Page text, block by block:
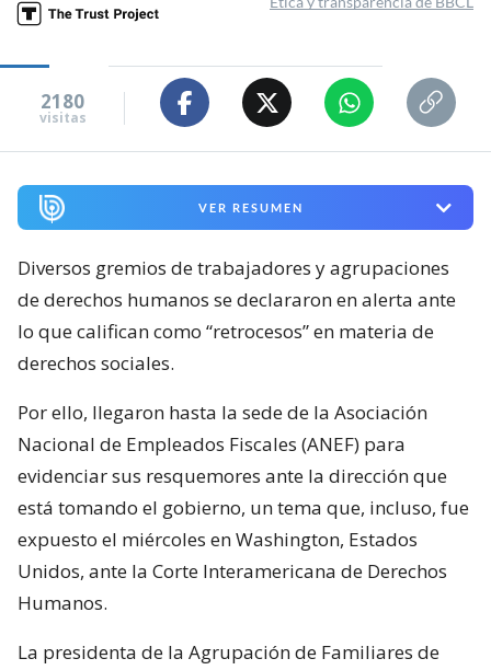
2180
visitas
VER RESUMEN
Diversos gremios de trabajadores y agrupaciones
de derechos humanos se declararon en alerta ante
lo que califican como “retrocesos” en materia de
derechos sociales.
Por ello, llegaron hasta la sede de la Asociación
Nacional de Empleados Fiscales (ANEF) para
evidenciar sus resquemores ante la dirección que
está tomando el gobierno, un tema que, incluso, fue
expuesto el miércoles en Washington, Estados
Unidos, ante la Corte Interamericana de Derechos
Humanos.
La presidenta de la Agrupación de Familiares de